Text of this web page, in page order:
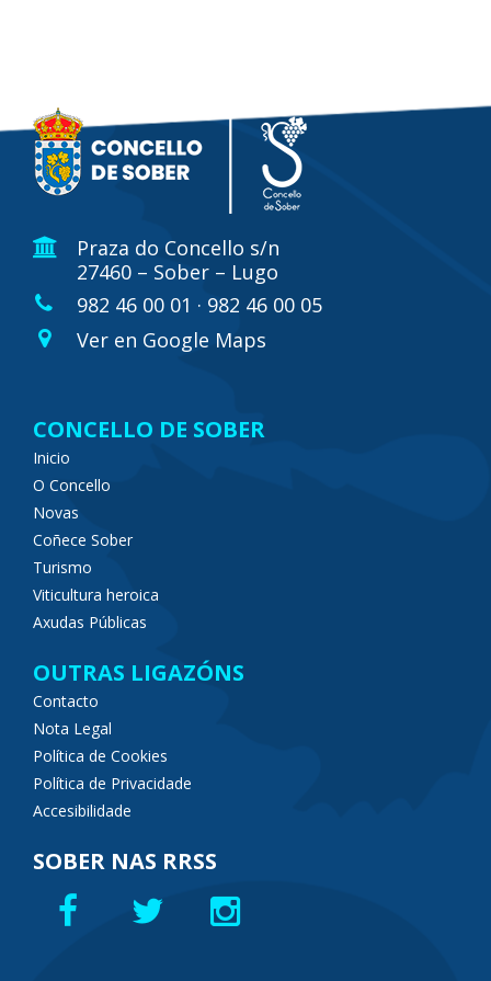
Praza do Concello s/n
27460 – Sober – Lugo
982 46 00 01 · 982 46 00 05
Ver en Google Maps
CONCELLO DE SOBER
Inicio
O Concello
Novas
Coñece Sober
Turismo
Viticultura heroica
Axudas Públicas
OUTRAS LIGAZÓNS
Contacto
Nota Legal
Política de Cookies
Política de Privacidade
Accesibilidade
SOBER NAS RRSS